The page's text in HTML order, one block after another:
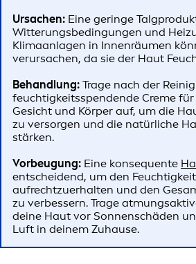
Ursachen: Eine geringe
Witterungsbedingungen und
Klimaanlagen in Innenräumen
verursachen, da sie der Haut
Behandlung: Trage nach der
feuchtigkeitsspendende Creme
Gesicht und Körper auf, um die
zu versorgen und die natürliche
stärken.
Vorbeugung: Eine konsequente
entscheidend, um den
aufrechtzuerhalten und den
zu verbessern. Trage
deine Haut vor Sonnenschäden
Luft in deinem Zuhause.